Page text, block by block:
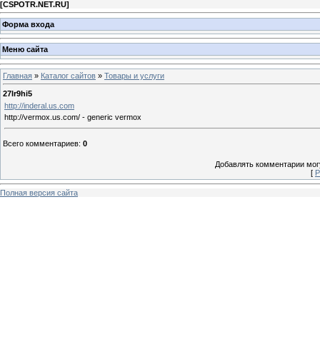
[CSPOTR.NET.RU]
Форма входа
Меню сайта
Главная » Каталог сайтов » Товары и услуги
27lr9hi5
http://inderal.us.com
http://vermox.us.com/ - generic vermox
Всего комментариев: 0
Добавлять комментарии
[
Полная версия сайта